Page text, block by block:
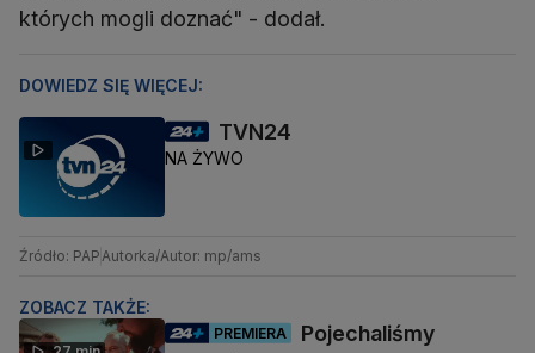
których mogli doznać" - dodał.
DOWIEDZ SIĘ WIĘCEJ:
TVN24
NA ŻYWO
Źródło: PAPAutorka/Autor: mp/ams
ZOBACZ TAKŻE:
PREMIERA
Pojechaliśmy